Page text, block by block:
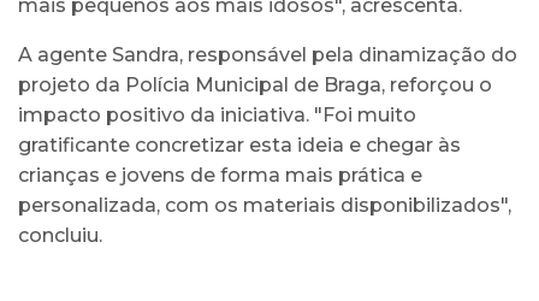
mais pequenos aos mais idosos", acrescenta.
A agente Sandra, responsável pela dinamização do
projeto da Polícia Municipal de Braga, reforçou o
impacto positivo da iniciativa. "Foi muito
gratificante concretizar esta ideia e chegar às
crianças e jovens de forma mais prática e
personalizada, com os materiais disponibilizados",
concluiu.